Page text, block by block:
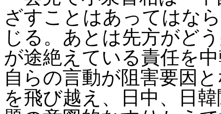
ざすことはあってはな
じる。あとは先方がど
が途絶えている責任を
自らの言動が阻害要因
を飛び越え、日中、日